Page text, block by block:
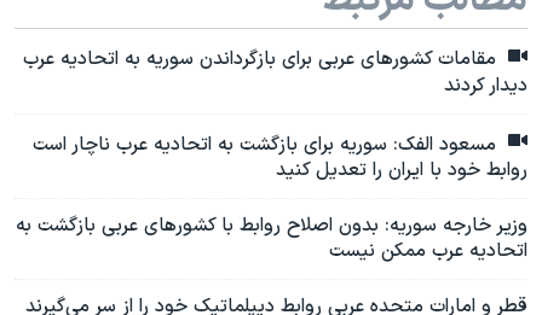
مقامات کشورهای عربی برای بازگرداندن سوریه به اتحادیه عرب
دیدار کردند
مسعود الفک: سوریه برای بازگشت به اتحادیه عرب ناچار است
روابط خود با ایران را تعدیل کنید
وزیر خارجه سوریه: بدون اصلاح روابط با کشورهای عربی بازگشت به
اتحادیه عرب ممکن نیست
قطر و امارات متحده عربی روابط دیپلماتیک خود را از سر می‌گیرند